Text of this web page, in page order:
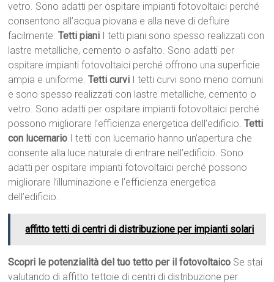
vetro. Sono adatti per ospitare impianti fotovoltaici perché
consentono all’acqua piovana e alla neve di defluire
facilmente.Tetti piani I tetti piani sono spesso realizzati con
lastre metalliche, cemento o asfalto. Sono adatti per
ospitare impianti fotovoltaici perché offrono una superficie
ampia e uniforme.Tetti curvi I tetti curvi sono meno comuni
e sono spesso realizzati con lastre metalliche, cemento o
vetro. Sono adatti per ospitare impianti fotovoltaici perché
possono migliorare l’efficienza energetica dell’edificio.Tetti
con lucernario I tetti con lucernario hanno un’apertura che
consente alla luce naturale di entrare nell’edificio. Sono
adatti per ospitare impianti fotovoltaici perché possono
migliorare l’illuminazione e l’efficienza energetica
dell’edificio.
affitto tetti di centri di distribuzione per impianti solari
Scopri le potenzialità del tuo tetto per il fotovoltaico Se stai
valutando di affitto tettoie di centri di distribuzione per